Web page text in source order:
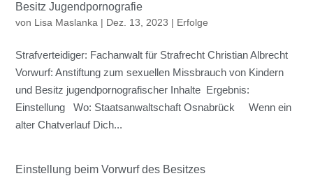
Besitz Jugendpornografie
von Lisa Maslanka | Dez. 13, 2023 | Erfolge
Strafverteidiger: Fachanwalt für Strafrecht Christian Albrecht
Vorwurf: Anstiftung zum sexuellen Missbrauch von Kindern
und Besitz jugendpornografischer Inhalte Ergebnis:
Einstellung Wo: Staatsanwaltschaft Osnabrück Wenn ein
alter Chatverlauf Dich...
Einstellung beim Vorwurf des Besitzes